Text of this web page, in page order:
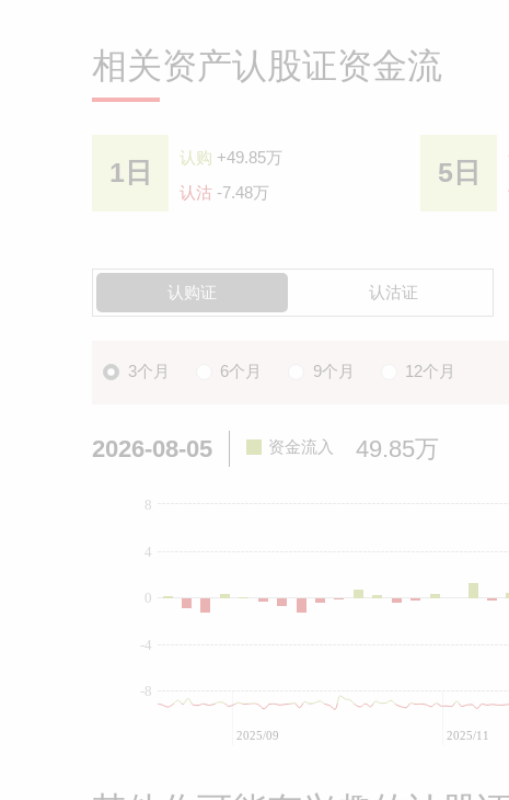
相关资产认股证资金流
1日 认购 +49.85万
认沽 -7.48万
5日
认购证 认沽证
3个月 6个月 9个月 12个月
2026-08-05 资金流入 49.85万
0
-8
-4
4
8
2025/09 2025/11